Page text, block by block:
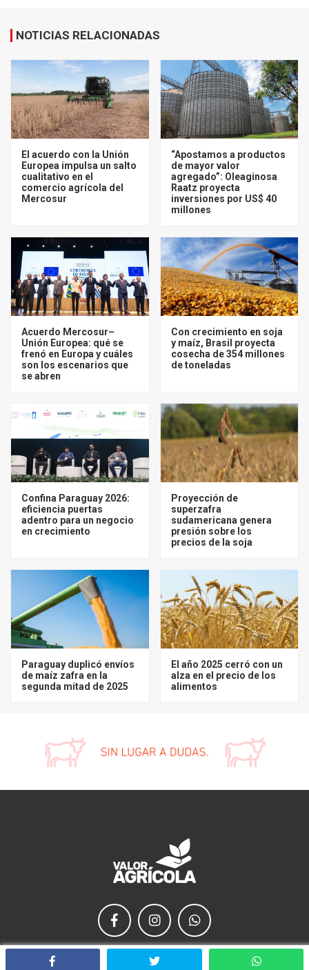
NOTICIAS RELACIONADAS
El acuerdo con la Unión
Europea impulsa un salto
cualitativo en el
comercio agrícola del
Mercosur
“Apostamos a productos
de mayor valor
agregado”: Oleaginosa
Raatz proyecta
inversiones por US$ 40
millones
Acuerdo Mercosur–
Unión Europea: qué se
frenó en Europa y cuáles
son los escenarios que
se abren
Con crecimiento en soja
y maíz, Brasil proyecta
cosecha de 354 millones
de toneladas
Confina Paraguay 2026:
eficiencia puertas
adentro para un negocio
en crecimiento
Proyección de
superzafra
sudamericana genera
presión sobre los
precios de la soja
Paraguay duplicó envíos
de maíz zafra en la
segunda mitad de 2025
El año 2025 cerró con un
alza en el precio de los
alimentos